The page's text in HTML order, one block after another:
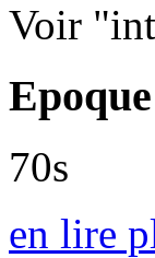
Voir
70s
en lire